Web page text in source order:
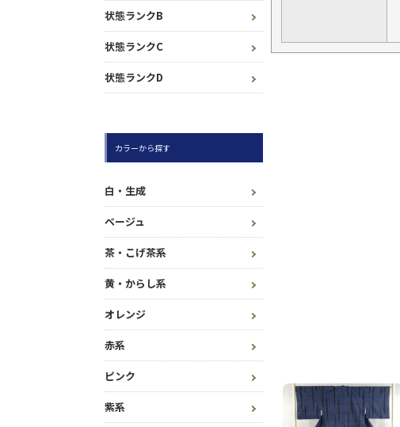
状態ランクB
状態ランクC
状態ランクD
カラーから探す
白・生成
ベージュ
茶・こげ茶系
黄・からし系
オレンジ
赤系
ピンク
紫系